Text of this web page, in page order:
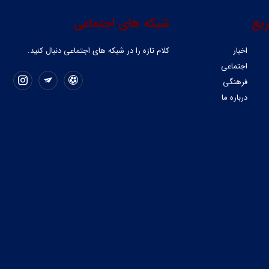
شبکه های اجتماعی
کلام تازه را در شبکه ‌های اجتماعی دنبال کنید.
اخبار
اجتماعی
فرهنگی
درباره ما